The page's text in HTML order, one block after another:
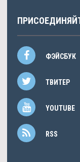
ФЭЙСБУК
ТВИТЕР
YOUTUBE
RSS